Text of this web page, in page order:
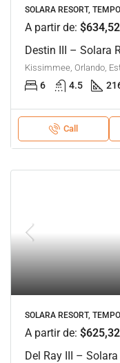
SOLARA RESORT,
A partir de:
Destin III – Solara
Kissimmee, Orlando,
6 4.5
Call
SOLARA RESORT,
A partir de:
Del Ray III –